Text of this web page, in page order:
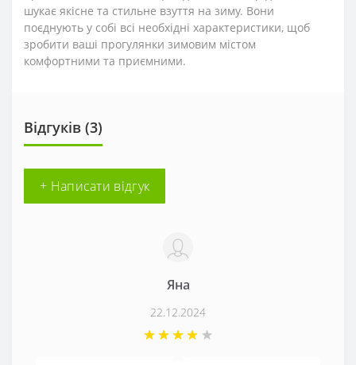
шукає якісне та стильне взуття на зиму. Вони
поєднують у собі всі необхідні характеристики, щоб
зробити ваші прогулянки зимовим містом
комфортними та приємними.
Відгуків (3)
+ Написати відгук
Яна
22.12.2024